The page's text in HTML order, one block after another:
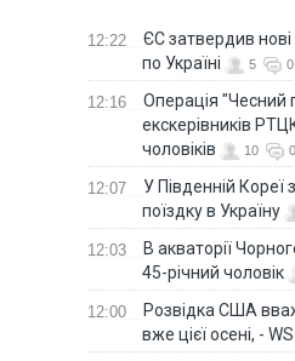
12:22
ЄС затвердив нові
по Україні
5 0
12:16
Операція "Чесний
екскерівників
чоловіків
10 0
12:07
У Південній Кореї
поїздку в Україну
12:03
В акваторії
45-річний чоловік
12:00
Розвідка США
вже цієї осені, -